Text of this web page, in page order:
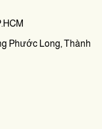
Phước Long, Thành